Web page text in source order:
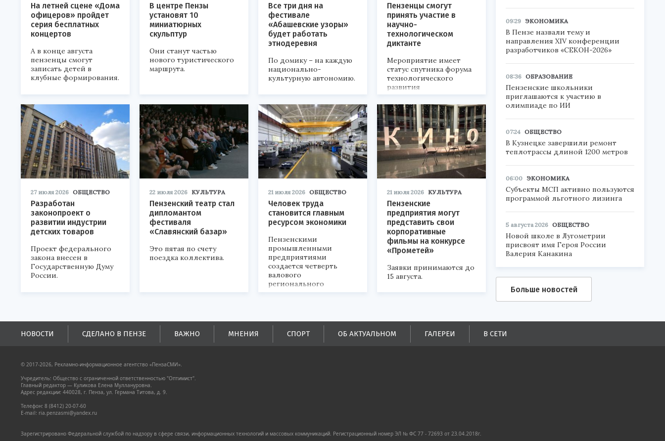
На летней сцене «Дома
офицеров» пройдет
серия бесплатных
концертов
А в конце августа
пензенцы смогут
записать детей в
клубные формирования.
В центре Пензы
установят 10
миниатюрных
скульптур
Они станут частью
нового туристического
маршрута.
Все три дня на
фестивале
«Абашевские узоры»
будет работать
этнодеревня
По домику – на каждую
национально-
культурную автономию.
Пензенцы смогут
принять участие в
научно-
технологическом
диктанте
Мероприятие имеет
статус спутника форума
технологического
развития
«Технопром-2026».
27 июля 2026 ОБЩЕСТВО
Разработан
законопроект о
развитии индустрии
детских товаров
Проект федерального
закона внесен в
Государственную Думу
России.
22 июля 2026 КУЛЬТУРА
Пензенский театр стал
дипломантом
фестиваля
«Славянский базар»
Это пятая по счету
поездка коллектива.
21 июля 2026 ОБЩЕСТВО
Человек труда
становится главным
ресурсом экономики
Пензенскими
промышленными
предприятиями
создается четверть
валового
регионального
продукта и
поступлений в
бюджеты всех уровней.
21 июля 2026 КУЛЬТУРА
Пензенские
предприятия могут
представить свои
корпоративные
фильмы на конкурсе
«Прометей»
Заявки принимаются до
15 августа.
09:29 ЭКОНОМИКА
В Пензе назвали тему и
направления XIV конференции
разработчиков «СЕКОН-2026»
08:36 ОБРАЗОВАНИЕ
Пензенские школьники
приглашаются к участию в
олимпиаде по ИИ
07:24 ОБЩЕСТВО
В Кузнецке завершили ремонт
теплотрассы длиной 1200 метров
06:00 ЭКОНОМИКА
Субъекты МСП активно пользуются
программой льготного лизинга
5 августа 2026 ОБЩЕСТВО
Новой школе в Лугометрии
присвоят имя Героя России
Валерия Канакина
Больше новостей
НОВОСТИ СДЕЛАНО В ПЕНЗЕ ВАЖНО МНЕНИЯ СПОРТ ОБ АКТУАЛЬНОМ ГАЛЕРЕИ В СЕТИ
© 2017-2026, Рекламно-информационное агентство «ПензаСМИ».
Учредитель: Общество с ограниченной ответственностью "Оптимист".
Главный редактор — Куликова Елена Муллануровна.
Адрес редакции: 440028, г. Пенза, ул. Германа Титова, д. 9.
Телефон: 8 (8412) 20-07-60
E-mail: ria.penzasmi@yandex.ru
Зарегистрировано Федеральной службой по надзору в сфере связи, информационных технологий и массовых коммуникаций. Регистрационный номер ЭЛ № ФС 77 - 72693 от 23.04.2018г.